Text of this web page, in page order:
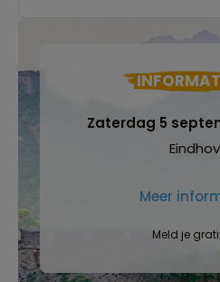
Zaterdag 5
Meer
Meld je